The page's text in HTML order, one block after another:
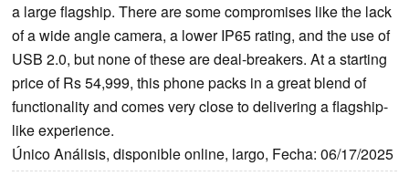
a large flagship. There are some compromises like the lack
of a wide angle camera, a lower IP65 rating, and the use of
USB 2.0, but none of these are deal-breakers. At a starting
price of Rs 54,999, this phone packs in a great blend of
functionality and comes very close to delivering a flagship-
like experience.
Único Análisis, disponible online, largo, Fecha: 06/17/2025